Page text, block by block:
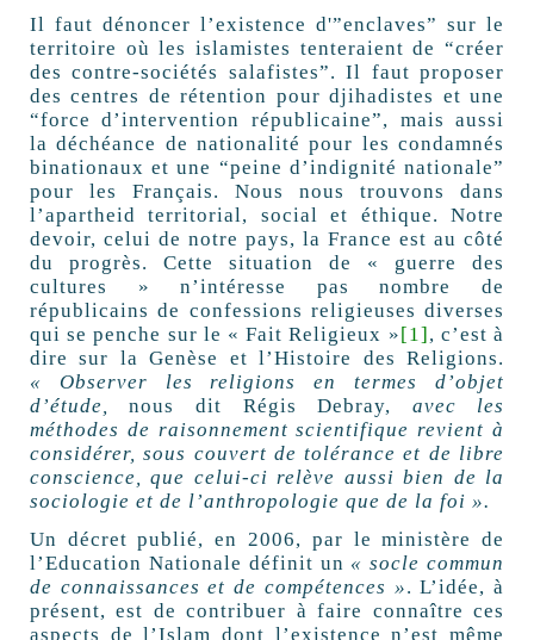
Il faut dénoncer l’existence d'”enclaves” sur le
territoire où les islamistes tenteraient de “créer
des contre-sociétés salafistes”. Il faut proposer
des centres de rétention pour djihadistes et une
“force d’intervention républicaine”, mais aussi
la déchéance de nationalité pour les condamnés
binationaux et une “peine d’indignité nationale”
pour les Français. Nous nous trouvons dans
l’apartheid territorial, social et éthique. Notre
devoir, celui de notre pays, la France est au côté
du progrès. Cette situation de « guerre des
cultures » n’intéresse pas nombre de
républicains de confessions religieuses diverses
qui se penche sur le « Fait Religieux » [1] , c’est à
dire sur la Genèse et l’Histoire des Religions.
« Observer les religions en termes d’objet
d’étude, nous dit Régis Debray, avec les
méthodes de raisonnement scientifique revient à
considérer, sous couvert de tolérance et de libre
conscience, que celui-ci relève aussi bien de la
sociologie et de l’anthropologie que de la foi ».
Un décret publié, en 2006, par le ministère de
l’Education Nationale définit un « socle commun
de connaissances et de compétences ». L’idée, à
présent, est de contribuer à faire connaître ces
aspects de l’Islam dont l’existence n’est même